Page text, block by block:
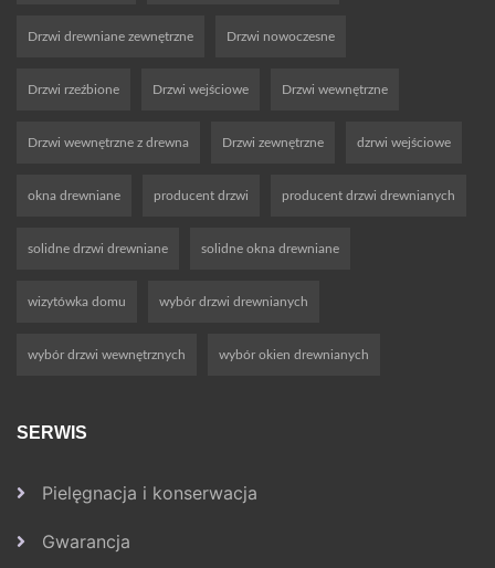
Drzwi drewniane zewnętrzne Drzwi nowoczesne
Drzwi rzeźbione Drzwi wejściowe Drzwi wewnętrzne
Drzwi wewnętrzne z drewna Drzwi zewnętrzne dzrwi wejściowe
okna drewniane producent drzwi producent drzwi drewnianych
solidne drzwi drewniane solidne okna drewniane
wizytówka domu wybór drzwi drewnianych
wybór drzwi wewnętrznych wybór okien drewnianych
SERWIS
Pielęgnacja i konserwacja
Gwarancja